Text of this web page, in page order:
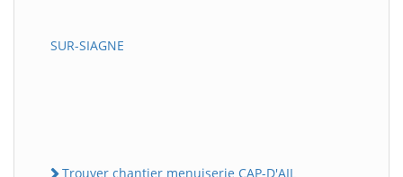
SUR-SIAGNE
Trouver chantier menuiserie CAP-D'AIL